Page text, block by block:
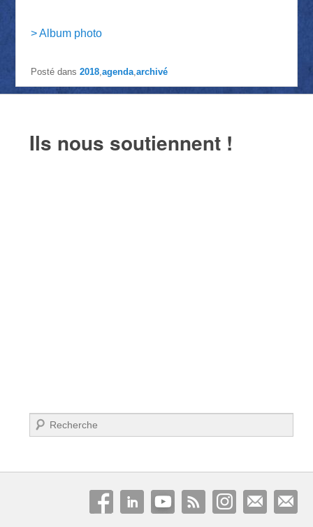
> Album photo
Posté dans 2018, agenda, archivé
Ils nous soutiennent !
Recherche